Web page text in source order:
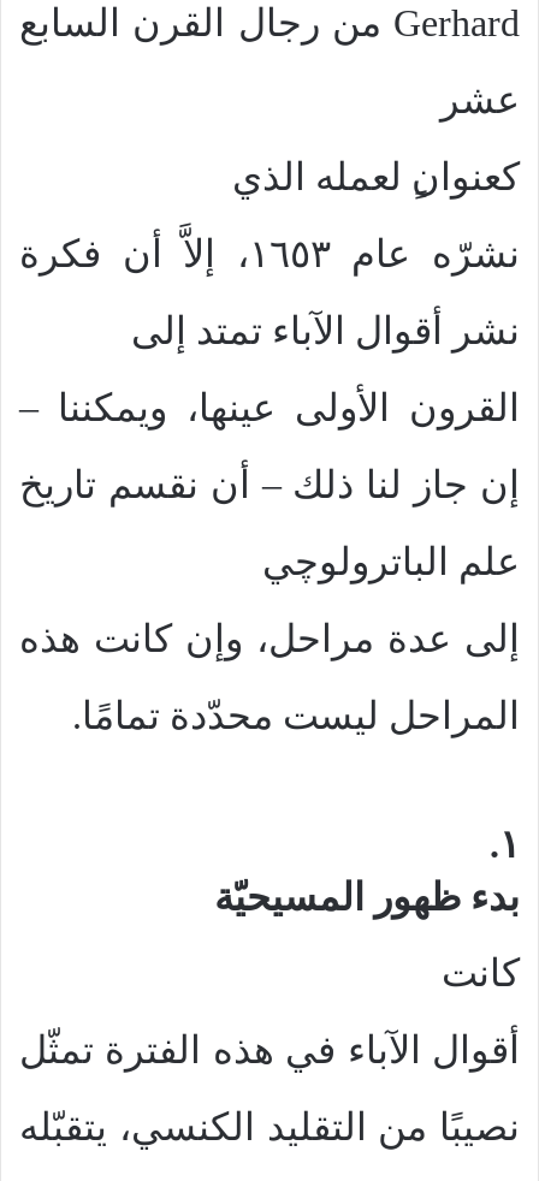
Gerhard من رجال القرن السابع
عشر
كعنوان لعمله الذي
نشرّه عام ١٦٥٣، إلاَّ أن فكرة
نشر أقوال الآباء تمتد إلى
القرون الأولى عينها، ويمكننا –
إن جاز لنا ذلك – أن نقسم تاريخ
علم الباترولوچي
إلى عدة مراحل، وإن كانت هذه
المراحل ليست محدّدة تمامًا.
١.
بدء ظهور المسيحيّة
كانت
أقوال الآباء في هذه الفترة تمثّل
نصيبًا من التقليد الكنسي، يتقبّله